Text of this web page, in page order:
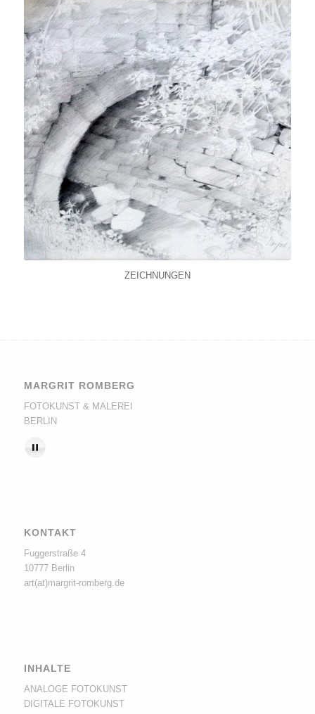
ZEICHNUNGEN
MARGRIT ROMBERG
FOTOKUNST & MALEREI
BERLIN
KONTAKT
Fuggerstraße 4
10777 Berlin
art(at)margrit-romberg.de
INHALTE
ANALOGE FOTOKUNST
DIGITALE FOTOKUNST